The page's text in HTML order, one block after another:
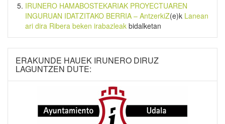
IRUNERO HAMABOSTEKARIAK PROYECTUAREN
INGURUAN IDATZITAKO BERRIA – AntzerkiZ(e)k Lanean
ari dira Ribera beken irabazleak bidalketan
ERAKUNDE HAUEK IRUNERO DIRUZ
LAGUNTZEN DUTE: